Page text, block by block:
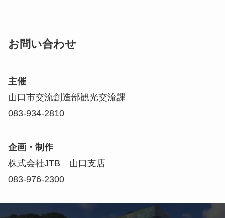
お問い合わせ
主催
山口市交流創造部観光交流課
083-934-2810
企画・制作
株式会社JTB 山口支店
083-976-2300